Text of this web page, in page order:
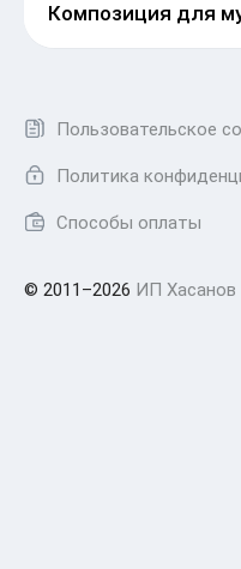
Композиция для
Пользовательское
Политика
Способы оплаты
© 2011–2026 ИП Хасанов